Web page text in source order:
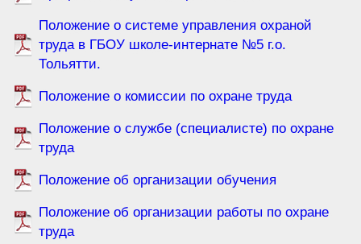
Положение о системе управления охраной
труда в ГБОУ школе-интернате №5 г.о.
Тольятти.
Положение о комиссии по охране труда
Положение о службе (специалисте) по охране
труда
Положение об организации обучения
Положение об организации работы по охране
труда